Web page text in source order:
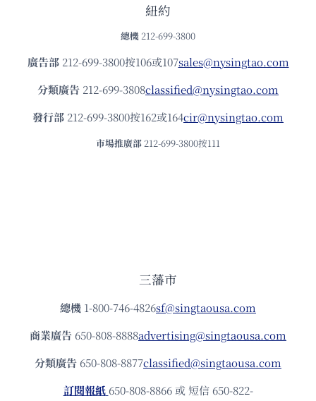
紐約
總機 212-699-3800
廣告部212-699-3800按106或107sales@nysingtao.com
分類廣告 212-699-3808classified@nysingtao.com
發⾏部 212-699-3800按162或164cir@nysingtao.com
市場推廣部 212-699-3800按111
三藩市
總機 1-800-746-4826sf@singtaousa.com
商業廣告 650-808-8888advertising@singtaousa.com
分類廣告 650-808-8877classified@singtaousa.com
訂閱報紙 650-808-8866 或 短信 650-822-